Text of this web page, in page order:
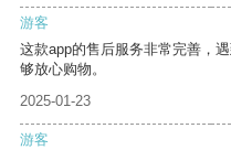
游客
这款app的售后服务非常完善，
够放心购物。
2025-01-23
游客